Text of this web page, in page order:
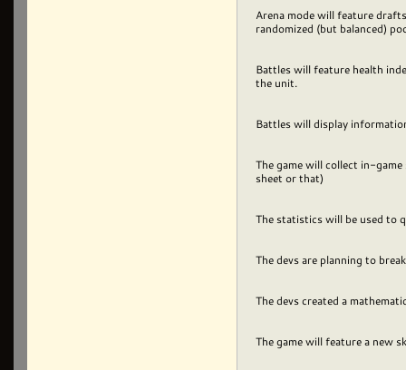
Arena mode will feature
randomized (but balanced)
Battles will feature health
the unit.
Battles will display
The game will collect in-
sheet or that)
The statistics will be used to
The devs are planning to
The devs created a
The game will feature a new